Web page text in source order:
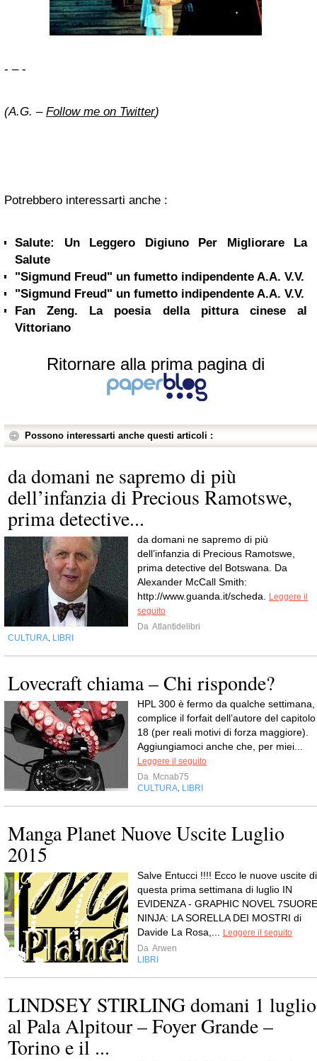
- – -
(A.G. – Follow me on Twitter)
Potrebbero interessarti anche :
Salute: Un Leggero Digiuno Per Migliorare La
Salute
"Sigmund Freud" un fumetto indipendente A.A. V.V.
"Sigmund Freud" un fumetto indipendente A.A. V.V.
Fan Zeng. La poesia della pittura cinese al
Vittoriano
Ritornare alla prima pagina di
Possono interessarti anche questi articoli :
da domani ne sapremo di più
dell’infanzia di Precious Ramotswe,
prima detective...
da domani ne sapremo di più
dell’infanzia di Precious Ramotswe,
prima detective del Botswana. Da
Alexander McCall Smith:
http://www.guanda.it/scheda.
Leggere il
seguito
Da Atlantidelibri
CULTURA LIBRI
Lovecraft chiama – Chi risponde?
HPL 300 è fermo da qualche settimana,
complice il forfait dell’autore del capitolo
18 (per reali motivi di forza maggiore).
Aggiungiamoci anche che, per miei...
Leggere il seguito
Da Mcnab75
CULTURA LIBRI
Manga Planet Nuove Uscite Luglio
2015
Salve Entucci !!!! Ecco le nuove uscite di
questa prima settimana di luglio IN
EVIDENZA - GRAPHIC NOVEL 7SUORE
NINJA: LA SORELLA DEI MOSTRI di
Davide La Rosa,...
Leggere il seguito
Da Arwen
LIBRI
LINDSEY STIRLING domani 1 luglio
al Pala Alpitour – Foyer Grande –
Torino e il ...